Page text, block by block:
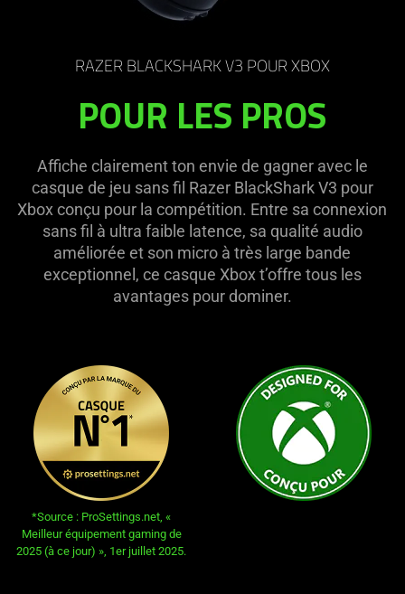
RAZER BLACKSHARK V3 POUR XBOX
POUR LES PROS
Affiche clairement ton envie de gagner avec le
casque de jeu sans fil Razer BlackShark V3 pour
Xbox conçu pour la compétition. Entre sa connexion
sans fil à ultra faible latence, sa qualité audio
améliorée et son micro à très large bande
exceptionnel, ce casque Xbox t’offre tous les
avantages pour dominer.
opens in new tab:
*Source : ProSettings.net, «
Meilleur équipement gaming de
2025 (à ce jour) », 1er juillet 2025.